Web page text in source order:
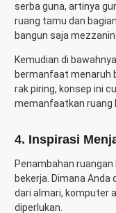
serba guna, artinya
ruang tamu dan
bangun saja
Kemudian di
bermanfaat menaruh
rak piring, konsep ini
memanfaatkan ruang
4. Inspirasi
Penambahan
bekerja. Dimana
dari almari, komputer
diperlukan.